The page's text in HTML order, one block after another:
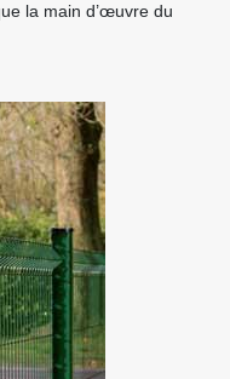
la main d’œuvre du